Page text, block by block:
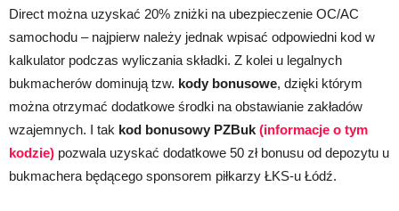
Direct można uzyskać 20% zniżki na ubezpieczenie OC/AC
samochodu – najpierw należy jednak wpisać odpowiedni kod w
kalkulator podczas wyliczania składki. Z kolei u legalnych
bukmacherów dominują tzw. kody bonusowe, dzięki którym
można otrzymać dodatkowe środki na obstawianie zakładów
wzajemnych. I tak kod bonusowy PZBuk (informacje o tym
kodzie) pozwala uzyskać dodatkowe 50 zł bonusu od depozytu u
bukmachera będącego sponsorem piłkarzy ŁKS-u Łódź.